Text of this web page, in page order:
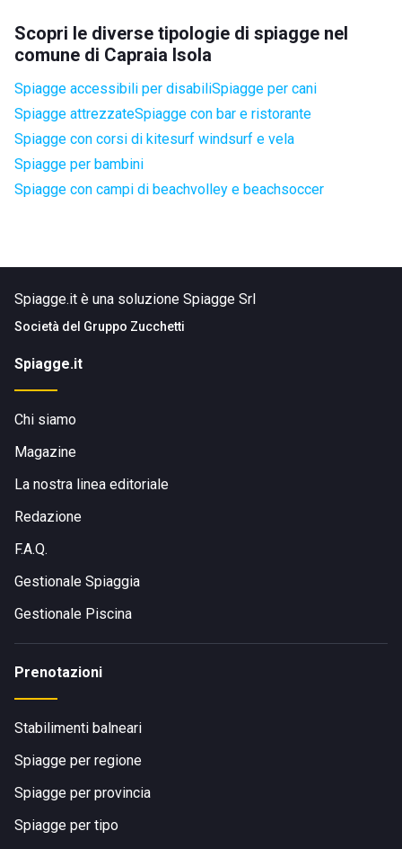
Scopri le diverse tipologie di spiagge nel
comune di Capraia Isola
Spiagge accessibili per disabiliSpiagge per cani
Spiagge attrezzateSpiagge con bar e ristorante
Spiagge con corsi di kitesurf windsurf e vela
Spiagge per bambini
Spiagge con campi di beachvolley e beachsoccer
Spiagge.it è una soluzione Spiagge Srl
Società del Gruppo Zucchetti
Spiagge.it
Chi siamo
Magazine
La nostra linea editoriale
Redazione
F.A.Q.
Gestionale Spiaggia
Gestionale Piscina
Prenotazioni
Stabilimenti balneari
Spiagge per regione
Spiagge per provincia
Spiagge per tipo